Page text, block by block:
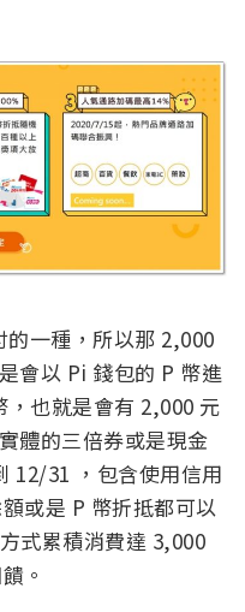
一種，所以那 2,000
會以 Pi 錢包的 P 幣進
也就是會有 2,000 元
體的三倍券或是現金
12/31 ，包含使用信用
或是 P 幣折抵都可以
式累積消費達 3,000
。